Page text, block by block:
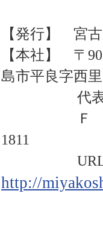
【発行】 宮
【本社】 〒
島市平良字西
代表電話
Ｆ Ａ
1811
URL
http://